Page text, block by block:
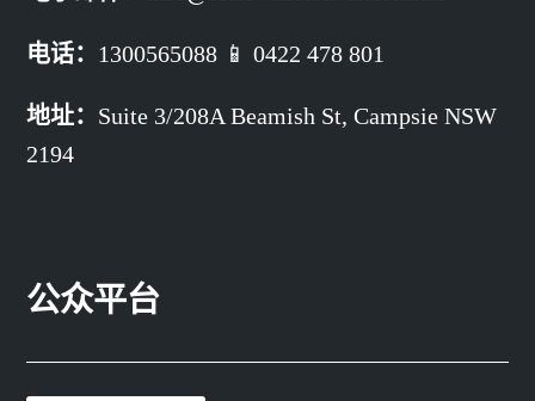
电话： 1300565088 📱 0422 478 801
地址： Suite 3/208A Beamish St,Campsie NSW
2194
公众平台